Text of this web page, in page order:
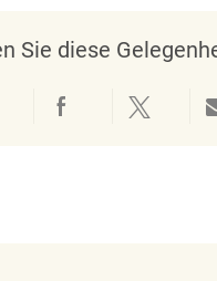
Sie diese
LinkedIn teilen
Über Facebook
Über